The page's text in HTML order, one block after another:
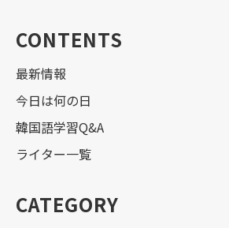
CONTENTS
最新情報
今日は何の日
韓国語学習Q&A
ライター一覧
CATEGORY